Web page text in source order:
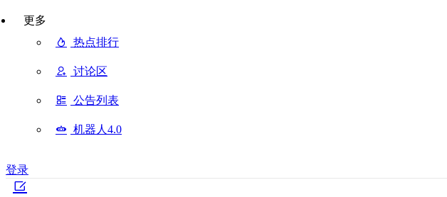
更多
热点排行
讨论区
公告列表
机器人4.0
登录